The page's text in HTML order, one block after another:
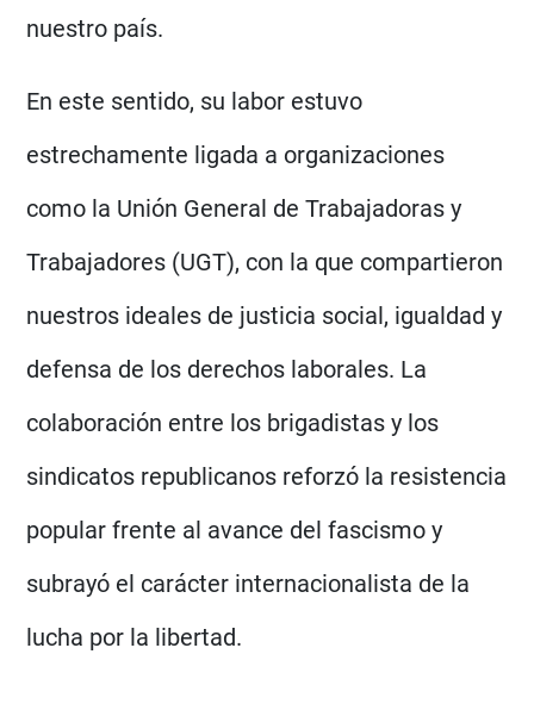
nuestro país.
En este sentido, su labor estuvo
estrechamente ligada a organizaciones
como la Unión General de Trabajadoras y
Trabajadores (UGT), con la que compartieron
nuestros ideales de justicia social, igualdad y
defensa de los derechos laborales. La
colaboración entre los brigadistas y los
sindicatos republicanos reforzó la resistencia
popular frente al avance del fascismo y
subrayó el carácter internacionalista de la
lucha por la libertad.